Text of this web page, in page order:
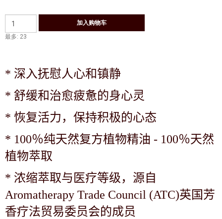
最多: 23
* 深入抚慰人心和镇静
* 舒缓和治愈疲惫的身心灵
* 恢复活力，保持积极的心态
* 100％纯天然复方植物精油 - 100％天然
植物萃取
* 浓缩萃取与医疗等级，源自
Aromatherapy Trade Council (ATC)英国芳
香疗法贸易委员会的成员